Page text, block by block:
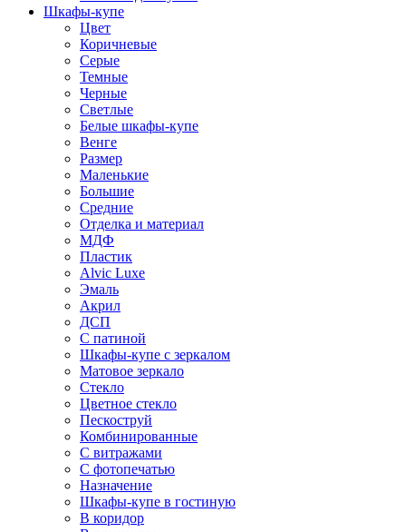
Шкафы-купе
Цвет
Коричневые
Серые
Темные
Черные
Светлые
Белые шкафы-купе
Венге
Размер
Маленькие
Большие
Средние
Отделка и материал
МДФ
Пластик
Alvic Luxe
Эмаль
Акрил
ДСП
С патиной
Шкафы-купе с зеркалом
Матовое зеркало
Стекло
Цветное стекло
Пескоструй
Комбинированные
С витражами
С фотопечатью
Назначение
Шкафы-купе в гостиную
В коридор